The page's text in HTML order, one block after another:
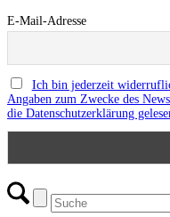
E-Mail-Adresse
Ich bin jederzeit
Angaben zum Zwecke des
die Datenschutzerklärung